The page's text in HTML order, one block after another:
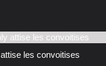
les convoitises